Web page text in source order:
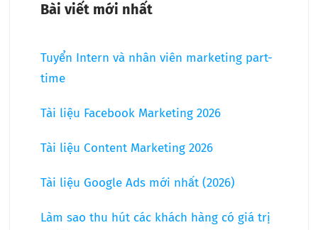
Bài viết mới nhất
Tuyển Intern và nhân viên marketing part-
time
Tài liệu Facebook Marketing 2026
Tài liệu Content Marketing 2026
Tài liệu Google Ads mới nhất (2026)
Làm sao thu hút các khách hàng có giá trị